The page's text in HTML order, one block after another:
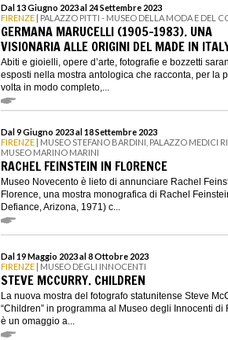
Dal 13 Giugno 2023 al 24 Settembre 2023
FIRENZE | PALAZZO PITTI - MUSEO DELLA MODA E DEL
GERMANA MARUCELLI (1905-1983). UNA
VISIONARIA ALLE ORIGINI DEL MADE IN
Abiti e gioielli, opere d’arte, fotografie e bozzetti
esposti nella mostra antologica che racconta, per la
volta in modo completo,...
Dal 9 Giugno 2023 al 18 Settembre 2023
FIRENZE | MUSEO STEFANO BARDINI, PALAZZO MEDICI
MUSEO MARINO MARINI
RACHEL FEINSTEIN IN FLORENCE
Museo Novecento è lieto di annunciare Rachel
Florence, una mostra monografica di Rachel
Defiance, Arizona, 1971) c...
Dal 19 Maggio 2023 al 8 Ottobre 2023
FIRENZE | MUSEO DEGLI INNOCENTI
STEVE MCCURRY. CHILDREN
La nuova mostra del fotografo statunitense Steve
“Children” in programma al Museo degli Innocenti di
è un omaggio a...